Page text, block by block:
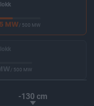
MW/ 500 MW
/ 500 MW
-130 cm